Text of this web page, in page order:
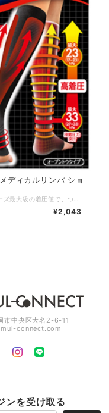
ディカルリンパ ショ
¥2,043
中央区大名2-6-11
connect.com
ンを受け取る